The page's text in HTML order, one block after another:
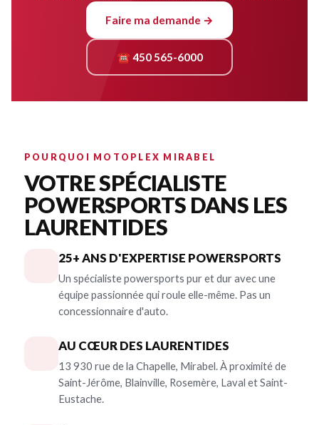
Faire ma demande →
☎ 450 565-6000
POURQUOI MOTOPLEX MIRABEL
VOTRE SPÉCIALISTE
POWERSPORTS DANS LES
LAURENTIDES
25+ ANS D'EXPERTISE POWERSPORTS
Un spécialiste powersports pur et dur avec une
équipe passionnée qui roule elle-même. Pas un
concessionnaire d'auto.
AU CŒUR DES LAURENTIDES
13 930 rue de la Chapelle, Mirabel. À proximité de
Saint-Jérôme, Blainville, Rosemère, Laval et Saint-
Eustache.